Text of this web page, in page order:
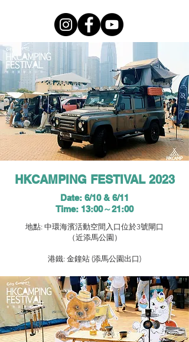
HKCAMPING FESTIVAL 2023
Date: 6/10 & 6/11
Time: 13:00～21:00
地點: 中環海濱活動空間入口位於3號閘口
（近添馬公園）
港鐵: 金鐘站 (添馬公園出口)